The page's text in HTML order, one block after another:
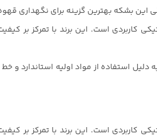
بشکه بهترین گزینه برای نگهداری
کاربردی است. این برند با تمرکز بر
استفاده از مواد اولیه استاندارد
کاربردی است. این برند با تمرکز بر